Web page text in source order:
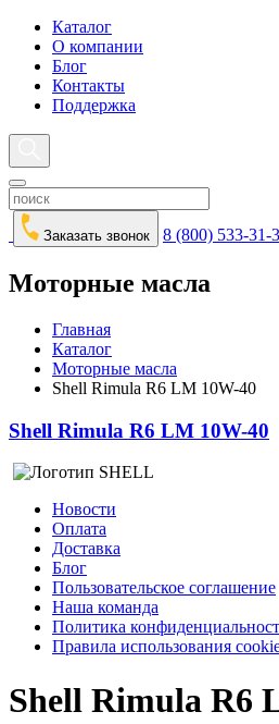
Каталог
О компании
Блог
Контакты
Поддержка
Заказать звонок 8 (800) 533-31-
Моторные масла
Главная
Каталог
Моторные масла
Shell Rimula R6 LM 10W-40
Shell Rimula R6 LM 10W-40
Новости
Оплата
Доставка
Блог
Пользовательское соглашение
Наша команда
Политика
Правила использования
Shell Rimula R6